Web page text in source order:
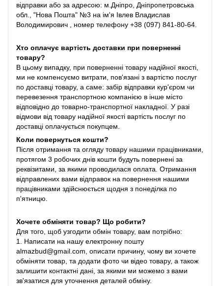
відправки або за адресою: м.Дніпро, Дніпропетровська
обл., "Нова Пошта" №3 на ім'я Івлев Владислав
Володимирович , номер телефону +38 (097) 841-80-64.
Хто оплачує вартість доставки при поверненні
товару?
В цьому випадку, при поверненні товару надійної якості,
ми не компенсуємо витрати, пов'язані з вартістю послуг
по доставці товару, а саме: забір відправки кур'єром чи
перевезення транспортною компанією в інше місто
відповідно до товарно-транспортної накладної. У разі
відмови від товару надійної якості вартість послуг по
доставці оплачується покупцем.
Коли повернуться кошти?
Після отримання та огляду товару нашими працівниками,
протягом 3 робочих днів кошти будуть повернені за
реквізитами, за якими проводилася оплата. Отримання
відправлених вами відправок на повернення нашими
працівниками здійснюється щодня з понеділка по
п'ятницю.
Хочете обміняти товар? Що робити?
Для того, щоб узгодити обмін товару, вам потрібно:
1. Написати на нашу електронну пошту
almazbud@gmail.com, описати причину, чому ви хочете
обміняти товар, та додати фото чи відео товару, а також
залишити контактні дані, за якими ми можемо з вами
зв'язатися для уточнення деталей обміну.